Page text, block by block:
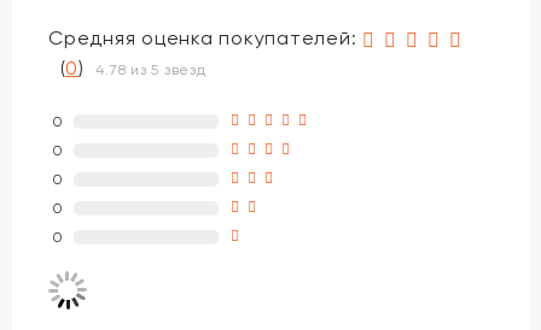
Средняя оценка покупателей:
(0)4.78 из 5 звезд
0
0
0
0
0